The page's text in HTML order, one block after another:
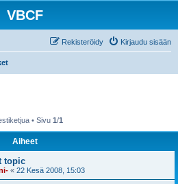
VBCF
Kirjaudu sisään
Rekisteröidy
• Sivu 1/1
Aiheet
topic
« 22 Kesä 2008, 15:03